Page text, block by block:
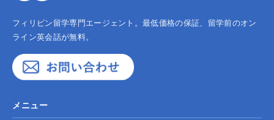
フィリピン留学専門エージェント。最低価格の保証、留学前のオン
ライン英会話が無料。
メニュー